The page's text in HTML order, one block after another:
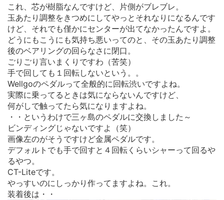
これ、芯が樹脂なんですけど、片側がブレブレ。
玉あたり調整をきつめにしてやっとそれなりになるんです
けど、それでも僅かにセンターが出てなかったんですよ。
どうにもこうにも気持ち悪いってのと、その玉あたり調整
後のベアリングの回らなさに閉口。
ごりごり言いまくりですわ（苦笑）
手で回しても１回転しないという。。
Wellgoのペダルって全般的に回転渋いですよね。
実際に乗ってるときは気にならないんですけど、
何がしで触ってたら気になりますよね。
・・というわけで三ヶ島のペダルに交換しました～
ビンディングじゃないですよ（笑）
画像左のがそうですけど金属ペダルです。
デフォルトでも手で回すと４回転くらいシャーって回るや
るやつ。
CT-Liteです。
やっすいのにしっかり作ってますよね。これ。
装着後は・・